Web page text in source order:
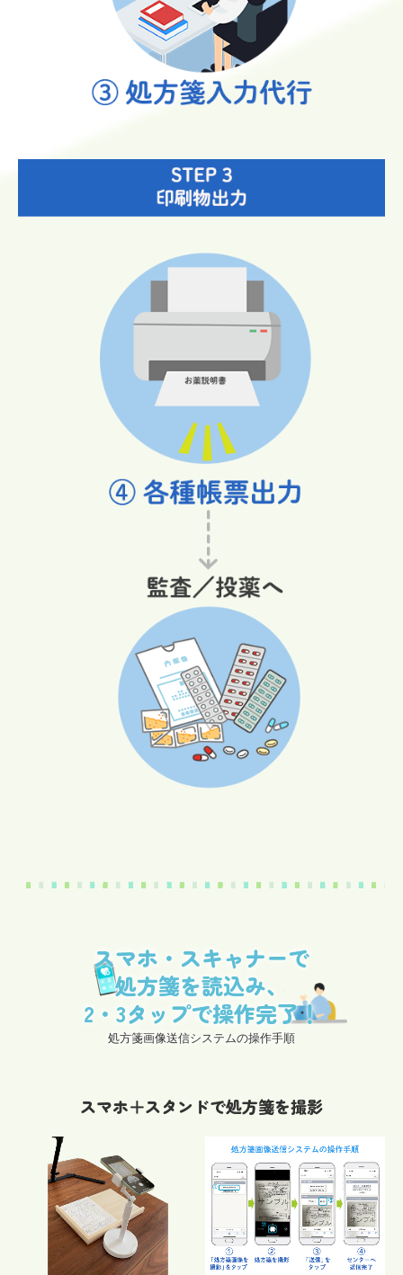
スマホ・スキャナーで
処方箋を読込み、
2・3タップで操作完了！
処方箋画像送信システムの操作手順
スマホ＋スタンドで処方箋を撮影